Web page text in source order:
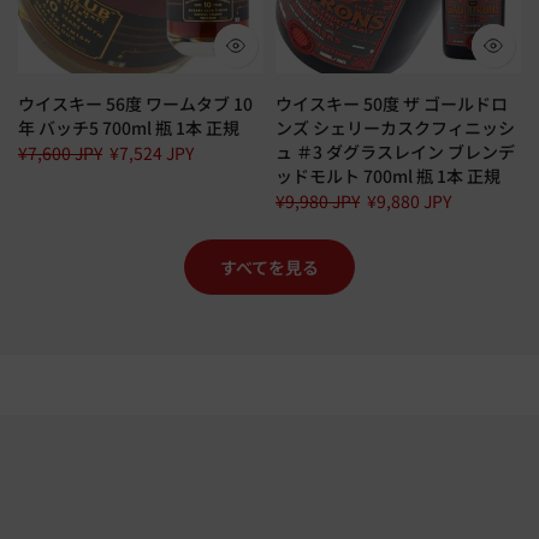
ウイスキー 56度 ワームタブ 10
年 バッチ5 700ml 瓶 1本 正規
¥7,600 JPY ¥7,524 JPY
ウイスキー 50度 ザ ゴールドロ
ンズ シェリーカスクフィニッシ
ュ ＃3 ダグラスレイン ブレンデ
ッドモルト 700ml 瓶 1本 正規
¥9,980 JPY ¥9,880 JPY
すべてを見る